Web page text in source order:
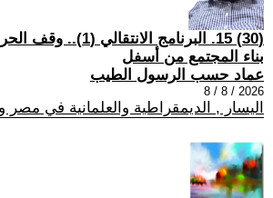
(30) 15. البرنامج
بناء المجتمع من أسفل
عماد حسب الرسول الطيب
2026 / 8 / 8
اليسار , الديمقراطية والعلمانية في مصر